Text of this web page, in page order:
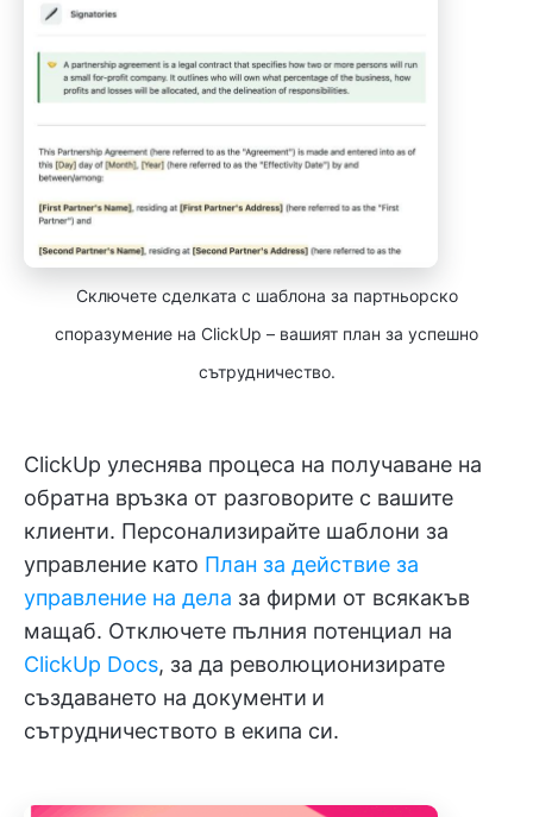
Сключете сделката с шаблона за партньорско
споразумение на ClickUp – вашият план за успешно
сътрудничество.
ClickUp улеснява процеса на получаване на
обратна връзка от разговорите с вашите
клиенти. Персонализирайте шаблони за
управление като План за действие за
управление на дела за фирми от всякакъв
мащаб. Отключете пълния потенциал на
ClickUp Docs, за да революционизирате
създаването на документи и
сътрудничеството в екипа си.